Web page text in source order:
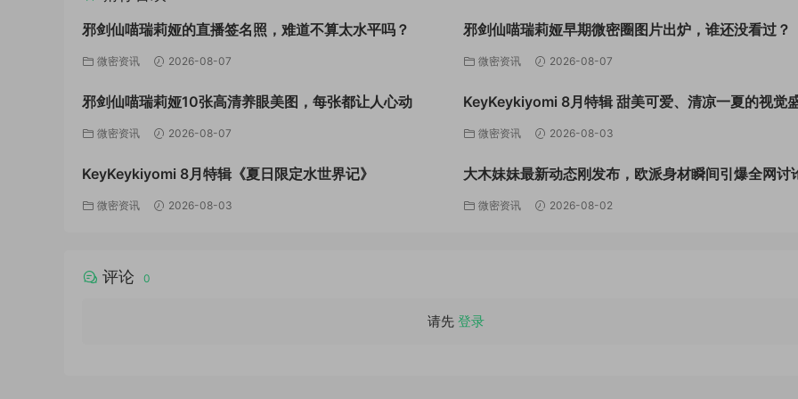
邪剑仙喵瑞莉娅的直播签名照，难道不算太水平吗？
微密资讯 2026-08-07
邪剑仙喵瑞莉娅早期微密圈图片出炉，谁还没看过？
微密资讯 2026-08-07
邪剑仙喵瑞莉娅10张高清养眼美图，每张都让人心动
微密资讯 2026-08-07
KeyKeykiyomi 8月特辑 甜美可爱、清凉一夏的视觉
微密资讯 2026-08-03
KeyKeykiyomi 8月特辑《夏日限定水世界记》
微密资讯 2026-08-03
大木妹妹最新动态刚发布，欧派身材瞬间引爆全网讨
微密资讯 2026-08-02
评论 0
请先 登录